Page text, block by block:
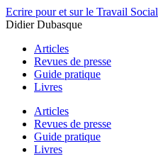
Aller
au
Ecrire pour et sur le Travail Social
Didier Dubasque
Articles
Revues de presse
Guide pratique
Livres
Articles
Revues de presse
Guide pratique
Livres